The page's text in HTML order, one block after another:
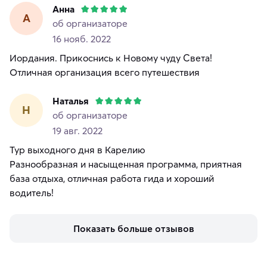
А
Анна
об организаторе
16 нояб. 2022
Иордания. Прикоснись к Новому чуду Света!
Отличная организация всего путешествия
Н
Наталья
об организаторе
19 авг. 2022
Тур выходного дня в Карелию
Разнообразная и насыщенная программа, приятная
база отдыха, отличная работа гида и хороший
водитель!
Показать больше отзывов